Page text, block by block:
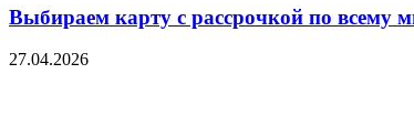
Выбираем карту с рассрочкой по всему
27.04.2026